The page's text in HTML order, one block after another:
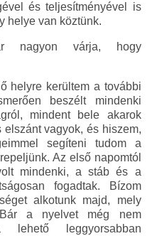
és teljesítményével is
helye van köztünk.
nagyon várja, hogy
helyre kerültem a további
beszélt mindenki
mindent bele akarok
vagyok, és hiszem,
segíteni tudom a
Az első napomtól
mindenki, a stáb és a
fogadtak. Bízom
alkotunk majd, mely
a nyelvet még nem
lehető leggyorsabban